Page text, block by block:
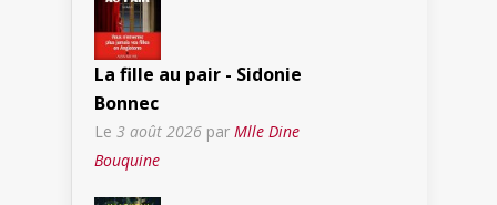
La fille au pair - Sidonie
Bonnec
Le 3 août 2026 par Mlle Dine
Bouquine